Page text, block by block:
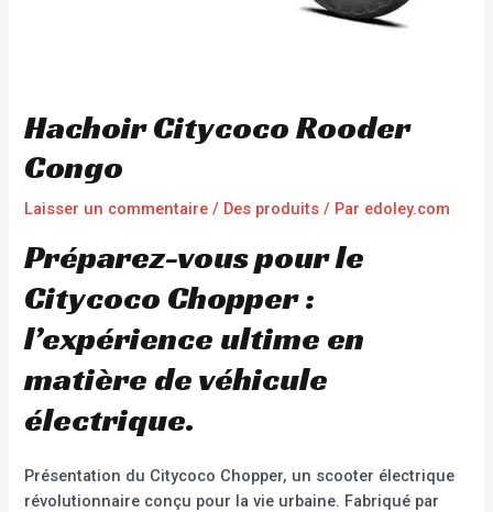
Hachoir Citycoco Rooder
Congo
Laisser un commentaire / Des produits / Par edoley.com
Préparez-vous pour le
Citycoco Chopper :
l’expérience ultime en
matière de véhicule
électrique.
Présentation du Citycoco Chopper, un scooter électrique
révolutionnaire conçu pour la vie urbaine. Fabriqué par